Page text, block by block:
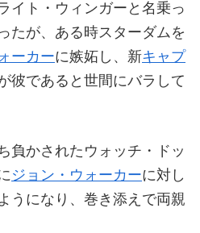
イト・ウィンガーと名乗っ
たが、ある時スターダムを
ーカーに嫉妬し、新キャプ
彼であると世間にバラして
負かされたウォッチ・ドッ
ジョン・ウォーカーに対し
うになり、巻き添えで両親